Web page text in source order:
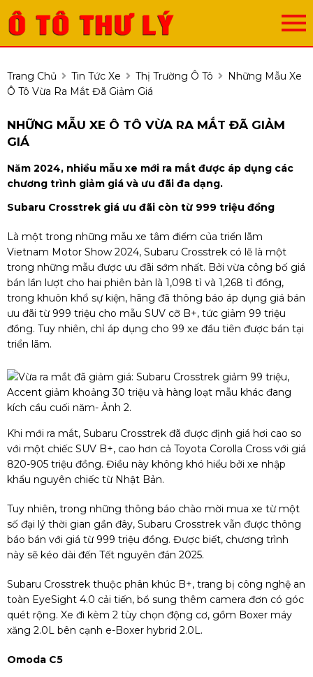
Trang Chủ Tin Tức Xe Thị Trường Ô Tô
Những Mẫu Xe
Ô Tô Vừa Ra Mắt Đã Giảm Giá
NHỮNG MẪU XE Ô TÔ VỪA RA MẮT ĐÃ GIẢM
GIÁ
Năm 2024, nhiều mẫu xe mới ra mắt được áp dụng các
chương trình giảm giá và ưu đãi đa dạng.
Subaru Crosstrek giá ưu đãi còn từ 999 triệu đồng
Là một trong những mẫu xe tâm điểm của triển lãm
Vietnam Motor Show 2024, Subaru Crosstrek có lẽ là một
trong những mẫu được ưu đãi sớm nhất. Bởi vừa công bố giá
bán lần lượt cho hai phiên bản là 1,098 tỉ và 1,268 tỉ đồng,
trong khuôn khổ sự kiện, hãng đã thông báo áp dụng giá bán
ưu đãi từ 999 triệu cho mẫu SUV cỡ B+, tức giảm 99 triệu
đồng. Tuy nhiên, chỉ áp dụng cho 99 xe đầu tiên được bán tại
triển lãm.
Khi mới ra mắt, Subaru Crosstrek đã được định giá hơi cao so
với một chiếc SUV B+, cao hơn cả Toyota Corolla Cross với giá
820-905 triệu đồng. Điều này không khó hiểu bởi xe nhập
khẩu nguyên chiếc từ Nhật Bản.
Tuy nhiên, trong những thông báo chào mời mua xe từ một
số đại lý thời gian gần đây, Subaru Crosstrek vẫn được thông
báo bán với giá từ 999 triệu đồng. Được biết, chương trình
này sẽ kéo dài đến Tết nguyên đán 2025.
Subaru Crosstrek thuộc phân khúc B+, trang bị công nghệ an
toàn EyeSight 4.0 cải tiến, bổ sung thêm camera đơn có góc
quét rộng. Xe đi kèm 2 tùy chọn động cơ, gồm Boxer máy
xăng 2.0L bên cạnh e-Boxer hybrid 2.0L.
Omoda C5